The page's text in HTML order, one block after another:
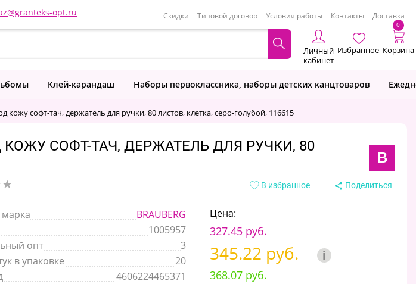
opt.ru Скидки Типовой договор Условия работы Контакты Доставка
Личный
кабинет
Избранное
0
Корзина
Клей-карандаш Наборы первоклассника, наборы детских канцтоваров
кожу софт-тач, держатель для ручки, 80 листов, клетка, серо-голубой, 116615
КОЖУ СОФТ-ТАЧ, ДЕРЖАТЕЛЬ ДЛЯ РУЧКИ, 80
B
В избранное Поделиться
BRAUBERG
1005957
опт
3
в упаковке
20
4606224465371
Цена:
327.45 руб.
345.22 руб. i
368.07 руб.